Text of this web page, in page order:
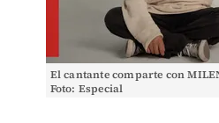
El cantante comparte con
Foto: Especial